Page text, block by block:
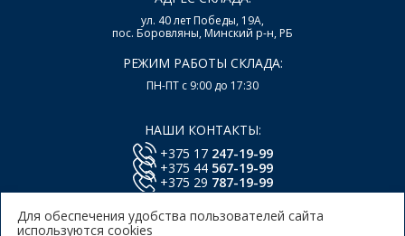
ул. 40 лет Победы, 19А,
пос. Боровляны, Минский р-н, РБ
РЕЖИМ РАБОТЫ СКЛАДА:
ПН-ПТ с 9:00 до 17:30
НАШИ КОНТАКТЫ:
+375 17 247-19-99
+375 44 567-19-99
+375 29 787-19-99
Для обеспечения удобства пользователей сайта
используются cookies